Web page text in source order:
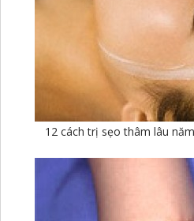
12 cách trị sẹo thâm lâu